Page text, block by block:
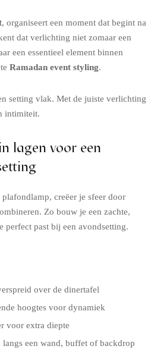
, organiseert een moment dat begint na
dat verlichting niet zomaar een
een essentieel element binnen
Ramadan event styling.
setting vlak. Met de juiste verlichting
intimiteit.
lagen voor een
creëer je sfeer door
Zo bouw je een zachte,
perfect past bij een avondsetting.
over de dinertafel
hoogtes voor dynamiek
voor extra diepte
langs een wand, buffet of backdrop